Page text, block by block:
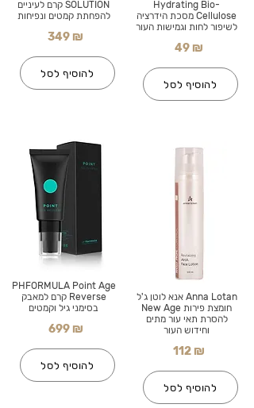
SOLUTION קרם לעיניים
להפחתת קמטים ונפיחות
349 ₪
להוסיף לסל
PHFORMULA Point Age
Reverse קרם למאבק
בסימני גיל וקמטים
699 ₪
להוסיף לסל
Hydrating Bio-
Cellulose מסכת הידרציה
לשיפור לחות וגמישות העור
49 ₪
להוסיף לסל
Anna Lotan אנא לוטן ג'ל
חומצת פירות New Age
להסרת תאי עור מתים
וחידוש העור
112 ₪
להוסיף לסל